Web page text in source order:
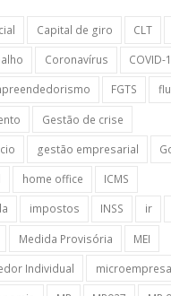
Capital de giro CLT
Coronavírus COVID-
FGTS
Gestão de crise
gestão empresarial
home office
ICMS
impostos INSS ir
Medida Provisória
MEI
Individual